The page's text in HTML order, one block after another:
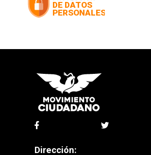
Dirección: